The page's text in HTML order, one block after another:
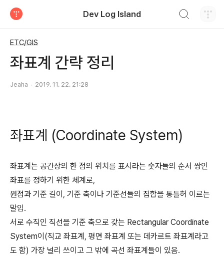
Dev Log Island
ETC/GIS
좌표계 간략 정리
Jeaha 2019. 11. 22. 21:28
좌표계 (Coordinate System)
좌표계는 공간상의 한 점의 위치를 표시라는 숫자들의 순서 쌍인
좌표를 정하기 위한 체계로,
원점과 기준 길이, 기준 축이나 기준선들의 집합을 통틀허 이르는
말임.
서로 수직인 직선을 기준 축으로 갖는 Rectangular Coordinate
System이(직교 좌표계, 평면 좌표계 또는 데카르트 좌표계라고
도 함) 가장 널리 쓰이고 그 밖에 곡선 좌표계들이 있음.